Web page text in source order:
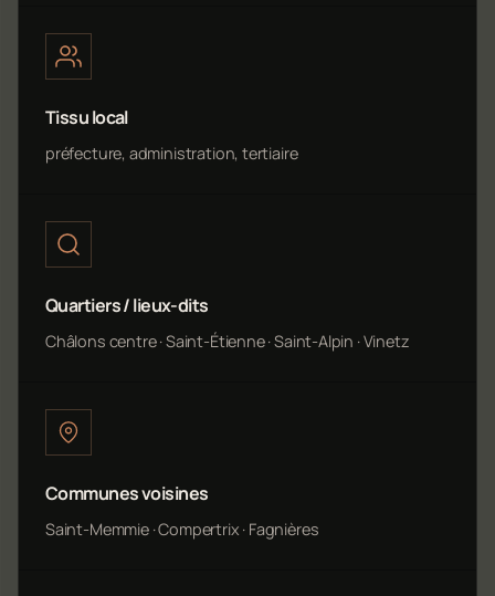
Tissu local
préfecture, administration, tertiaire
Quartiers / lieux-dits
Châlons centre · Saint-Étienne · Saint-Alpin · Vinetz
Communes voisines
Saint-Memmie · Compertrix · Fagnières